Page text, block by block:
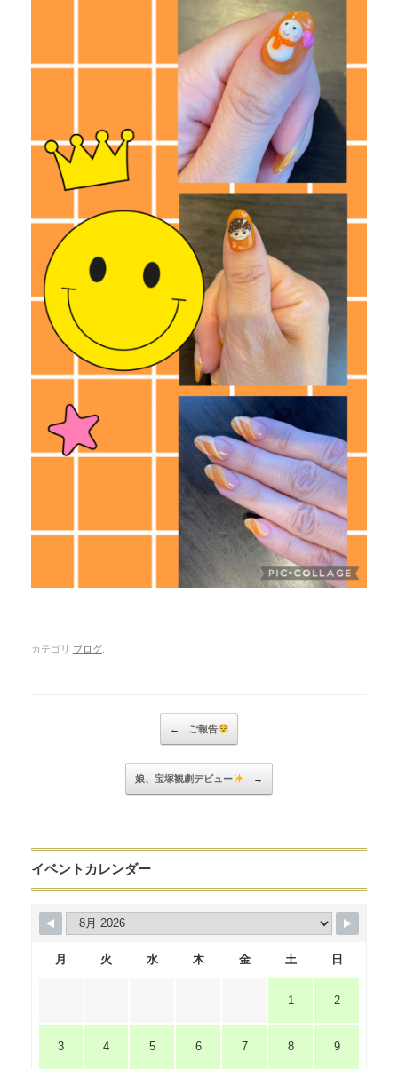
カテゴリ ブログ
← ご報告
娘、宝塚観劇デビュー →
イベントカレンダー
月 火 水 木 金 土 日
1 2
3 4 5 6 7 8 9